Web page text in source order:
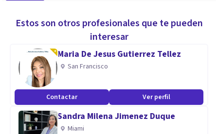
Estos son otros profesionales que te pueden
interesar
Maria De Jesus Gutierrez Tellez
San Francisco
Contactar Ver perfil
Sandra Milena Jimenez Duque
Miami